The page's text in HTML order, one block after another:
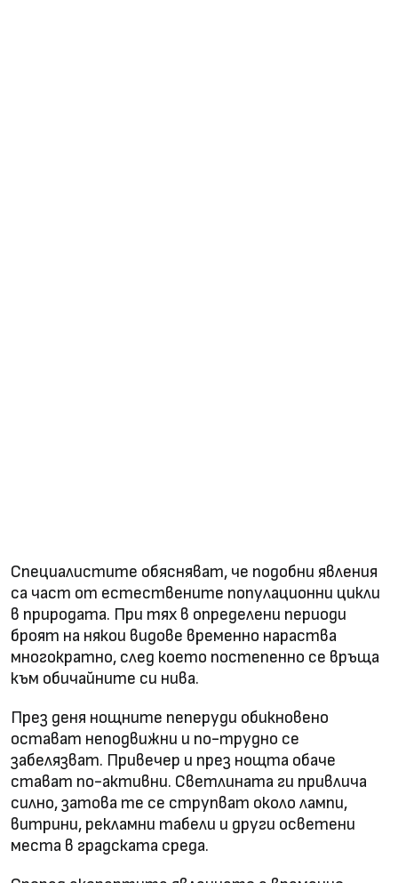
Специалистите обясняват, че подобни явления
са част от естествените популационни цикли
в природата. При тях в определени периоди
броят на някои видове временно нараства
многократно, след което постепенно се връща
към обичайните си нива.
През деня нощните пеперуди обикновено
остават неподвижни и по-трудно се
забелязват. Привечер и през нощта обаче
стават по-активни. Светлината ги привлича
силно, затова те се струпват около лампи,
витрини, рекламни табели и други осветени
места в градската среда.